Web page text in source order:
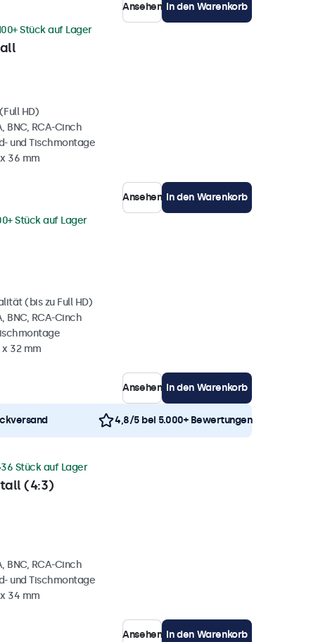
Ansehen In den Warenkorb
Stück auf Lager
HD)
BNC, RCA-Cinch
und Tischmontage
36 mm
Ansehen In den Warenkorb
Stück auf Lager
(bis zu Full HD)
BNC, RCA-Cinch
32 mm
Ansehen In den Warenkorb
4,8/5 bei 5.000+ Bewertungen
(4:3)
36 Stück auf Lager
BNC, RCA-Cinch
und Tischmontage
34 mm
Ansehen In den Warenkorb